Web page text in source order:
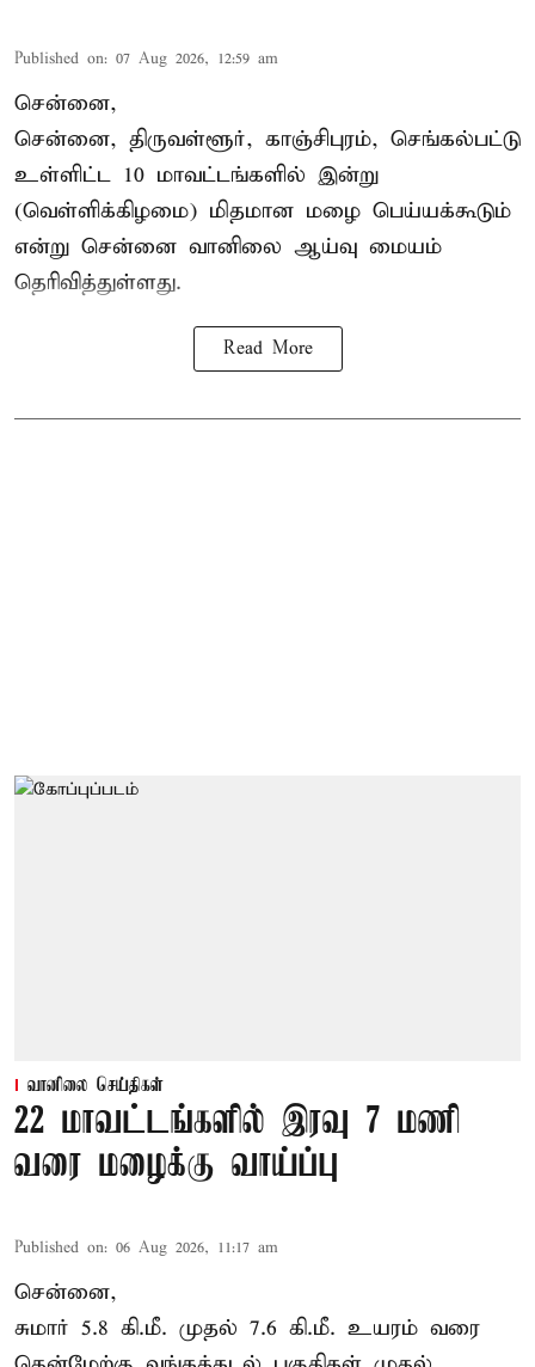
Published on: 07 Aug 2026, 12:59 am
சென்னை,
சென்னை, திருவள்ளூர், காஞ்சிபுரம், செங்கல்பட்டு
உள்ளிட்ட 10 மாவட்டங்களில் இன்று
(வெள்ளிக்கிழமை) மிதமான மழை பெய்யக்கூடும்
என்று சென்னை வானிலை ஆய்வு மையம்
தெரிவித்துள்ளது.
Read More
வானிலை செய்திகள்
22 மாவட்டங்களில் இரவு 7 மணி
வரை மழைக்கு வாய்ப்பு
Published on: 06 Aug 2026, 11:17 am
சென்னை,
சுமார் 5.8 கி.மீ. முதல் 7.6 கி.மீ. உயரம் வரை